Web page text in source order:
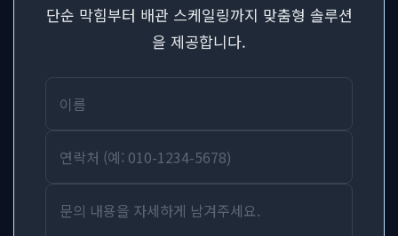
단순 막힘부터 배관 스케일링까지 맞춤형 솔루션
을 제공합니다.